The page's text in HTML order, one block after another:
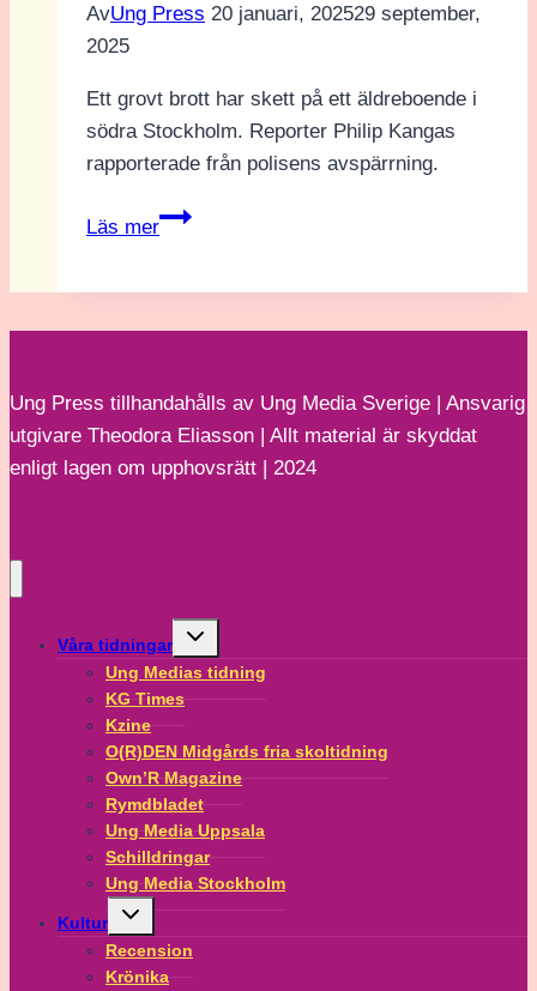
AvUng Press 20 januari, 202529 september,
2025
Ett grovt brott har skett på ett äldreboende i
södra Stockholm. Reporter Philip Kangas
rapporterade från polisens avspärrning.
Läs mer
Dåd
Ung Press tillhandahålls av Ung Media Sverige | Ansvarig
utgivare Theodora Eliasson | Allt material är skyddat
enligt lagen om upphovsrätt | 2024
Våra tidningar
Toggle
menu
Ung Medias tidning
KG Times
Kzine
O(R)DEN Midgårds fria skoltidning
Own’R Magazine
Rymdbladet
Ung Media Uppsala
Schilldringar
Ung Media Stockholm
Kultur
Toggle
menu
Recension
Krönika